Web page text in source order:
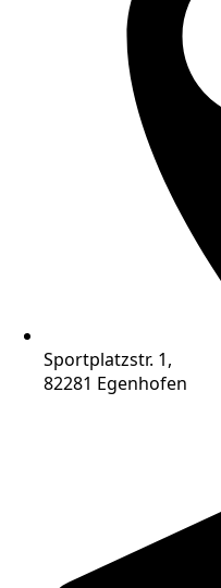
Sportplatzstr. 1,
82281 Egenhofen